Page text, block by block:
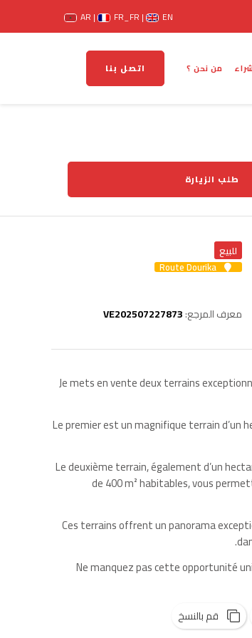
AR FR_FR EN
من نحن ؟ اتصل بنا
طلب الزيارة
للبيع
Route Dourika
معرف المرجع:VE202507227873
Je mets en vente deux terrains
Le premier est un magnifique terrain d’un
Le deuxième terrain, également d’un
de 400 m² habitables, vous
Ces terrains offrent un panorama
Ne manquez pas cette opportunité
قم بالنسخ